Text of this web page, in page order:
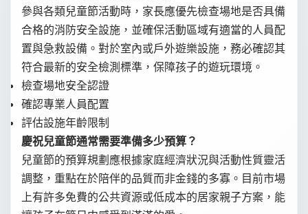
參與各類兒童節活動時，家長應優先檢查場地是否具備
合格的消防安全設施，並確保活動區域有適當的人員配
置與急救設備。對於室內或戶外遊樂設施，務必確認其
符合最新的安全檢測標準，保障孩子的遊玩環境。
檢查場地安全認證
確認專業人員配置
評估設施年齡限制
慶祝兒童節通常需要準備多少預算？
兒童節的預算規劃應根據家庭經濟狀況與活動性質靈活
調整，重點在於陪伴的品質而非金錢的多寡。目前市場
上有許多免費的公共資源或低成本的居家親子方案，能